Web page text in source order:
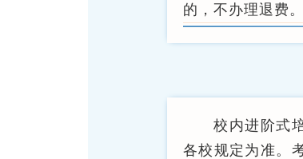
的，不办理退费。
校内进阶式
各校规定为准。